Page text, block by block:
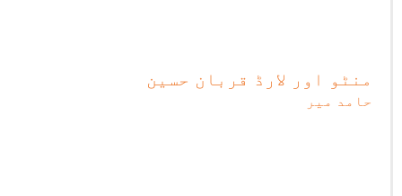
منٹو اور لارڈ قربان حسین
حامد میر